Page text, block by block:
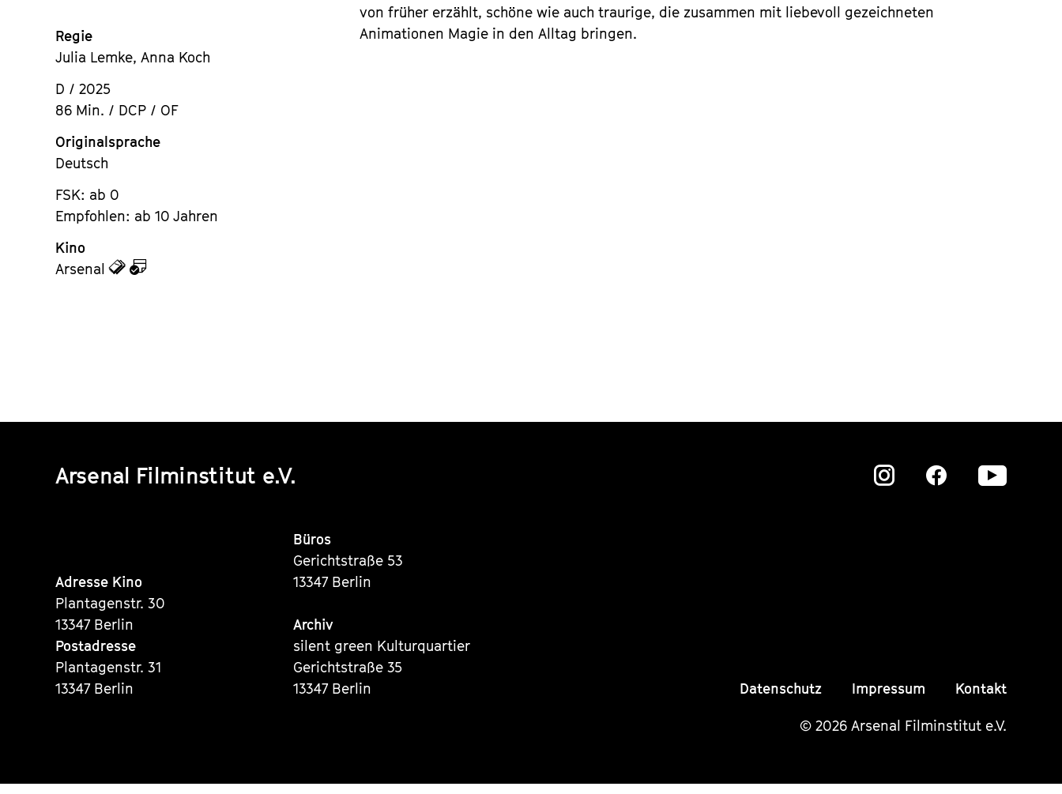
Regie
Julia Lemke, Anna Koch
D / 2025
86 Min. / DCP / OF
Originalsprache
Deutsch
FSK: ab 0
Empfohlen: ab 10 Jahren
Kino
Arsenal
zu
von früher erzählt, schöne wie auch traurige, die zusammen mit liebevoll gezeichneten
Animationen Magie in den Alltag bringen.
Arsenal Filminstitut e.V.
Zu
Zu
Zu
Adresse Kino
Plantagenstr. 30
13347 Berlin
Postadresse
Plantagenstr. 31
13347 Berlin
Büros
Gerichtstraße 53
13347 Berlin
Archiv
silent green Kulturquartier
Gerichtstraße 35
13347 Berlin
Datenschutz Impressum Kontakt
© 2026 Arsenal Filminstitut e.V.